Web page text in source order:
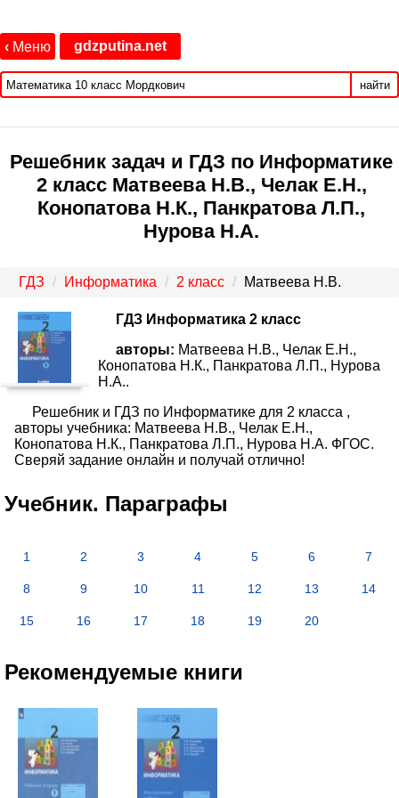
‹ Меню gdzputina.net
найти
Решебник задач и ГДЗ по Информатике
2 класс Матвеева Н.В., Челак Е.Н.,
Конопатова Н.К., Панкратова Л.П.,
Нурова Н.А.
ГДЗ Информатика 2 класс Матвеева Н.В.
ГДЗ Информатика 2 класс
авторы: Матвеева Н.В., Челак Е.Н.,
Конопатова Н.К., Панкратова Л.П., Нурова
Н.А..
Решебник и ГДЗ по Информатике для 2 класса ,
авторы учебника: Матвеева Н.В., Челак Е.Н.,
Конопатова Н.К., Панкратова Л.П., Нурова Н.А. ФГОС.
Сверяй задание онлайн и получай отлично!
Учебник. Параграфы
1 2 3 4 5 6 7
8 9 10 11 12 13 14
15 16 17 18 19 20
Рекомендуемые книги